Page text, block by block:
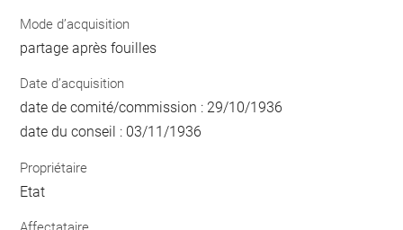
Mode d’acquisition
partage après fouilles
Date d’acquisition
date de comité/commission : 29/10/1936
date du conseil : 03/11/1936
Propriétaire
Etat